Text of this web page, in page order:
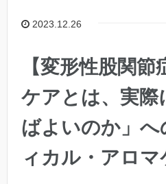
2023.12.26
【変形性股関
ケアとは、実際
ばよいのか」
ィカル・アロマ